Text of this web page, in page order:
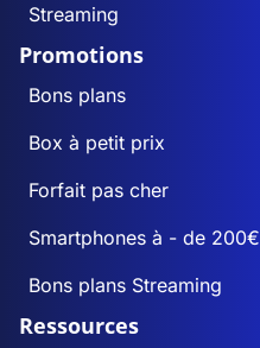
Streaming
Promotions
Bons plans
Box à petit prix
Forfait pas cher
Smartphones à - de 200€
Bons plans Streaming
Ressources